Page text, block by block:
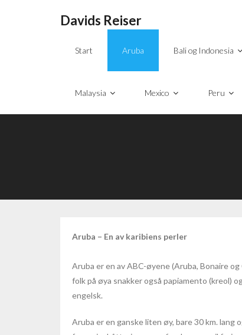
Davids Reiser
Start Aruba Bali og Indonesia
Malaysia Mexico Peru
Aruba – En av karibiens perler
Aruba er en av ABC-øyene (Aruba, Bonaire
folk på øya snakker også papiamento (kreol)
engelsk.
Aruba er en ganske liten øy, bare 30 km. lang